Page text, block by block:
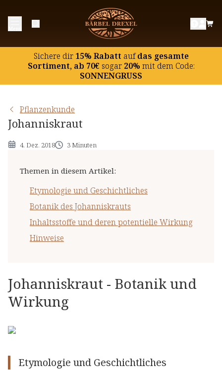
Sichere dir15% Rabatt aufdas gesamte
Sortiment, ab 70€ sogar20% mit dem Code:
SONNENGRUSS
Pflanzenkunde
Johanniskraut
4. Dez. 2018 3 Minuten
Themen in diesem Artikel:
Etymologie und Geschichtliches
Botanik des Johanniskrauts
Inhaltsstoffe und deren potentielle Wirkung
Hinweise
Etymologie und Geschichtliches
Botanik des Johanniskrauts
Inhaltsstoffe und deren potentielle Wirkung
Hinweise
Johanniskraut - Botanik und
Wirkung
Etymologie und Geschichtliches